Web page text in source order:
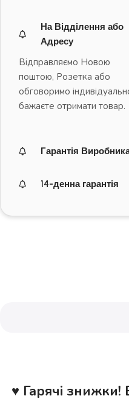
На Відділення або
Адресу
Відправляємо Новою
поштою, Розетка або
обговоримо
бажаєте отримати товар.
Гарантія
14-денна гарантія
♥ Гарячі знижки!